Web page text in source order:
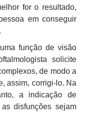
for o resultado,
em conseguir
função de visão
solicite
de modo a
assim, corrigi-lo. Na
a indicação de
disfunções sejam